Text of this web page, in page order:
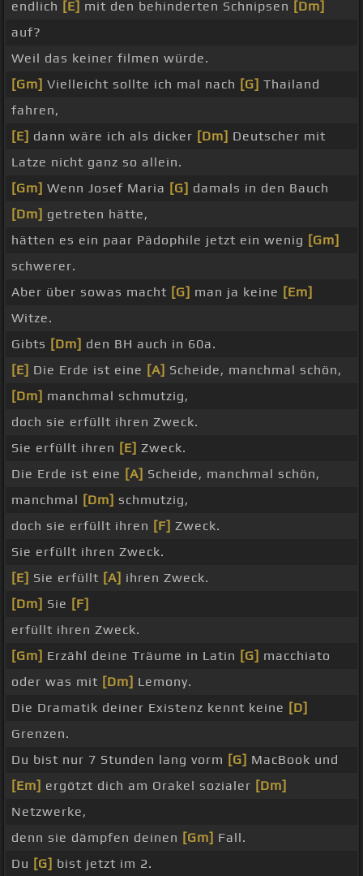
endlich [E] mit den behinderten Schnipsen [Dm]
auf?
Weil das keiner filmen würde.
[Gm] Vielleicht sollte ich mal nach [G] Thailand
fahren,
[E] dann wäre ich als dicker [Dm] Deutscher mit
Latze nicht ganz so allein.
[Gm] Wenn Josef Maria [G] damals in den Bauch
[Dm] getreten hätte,
hätten es ein paar Pädophile jetzt ein wenig [Gm]
schwerer.
Aber über sowas macht [G] man ja keine [Em]
Witze.
Gibts [Dm] den BH auch in 60a.
[E] Die Erde ist eine [A] Scheide, manchmal schön,
[Dm] manchmal schmutzig,
doch sie erfüllt ihren Zweck.
Sie erfüllt ihren [E] Zweck.
Die Erde ist eine [A] Scheide, manchmal schön,
manchmal [Dm] schmutzig,
doch sie erfüllt ihren [F] Zweck.
Sie erfüllt ihren Zweck.
[E] Sie erfüllt [A] ihren Zweck.
[Dm] Sie [F]
erfüllt ihren Zweck.
[Gm] Erzähl deine Träume in Latin [G] macchiato
oder was mit [Dm] Lemony.
Die Dramatik deiner Existenz kennt keine [D]
Grenzen.
Du bist nur 7 Stunden lang vorm [G] MacBook und
[Em] ergötzt dich am Orakel sozialer [Dm]
Netzwerke,
denn sie dämpfen deinen [Gm] Fall.
Du [G] bist jetzt im 2.